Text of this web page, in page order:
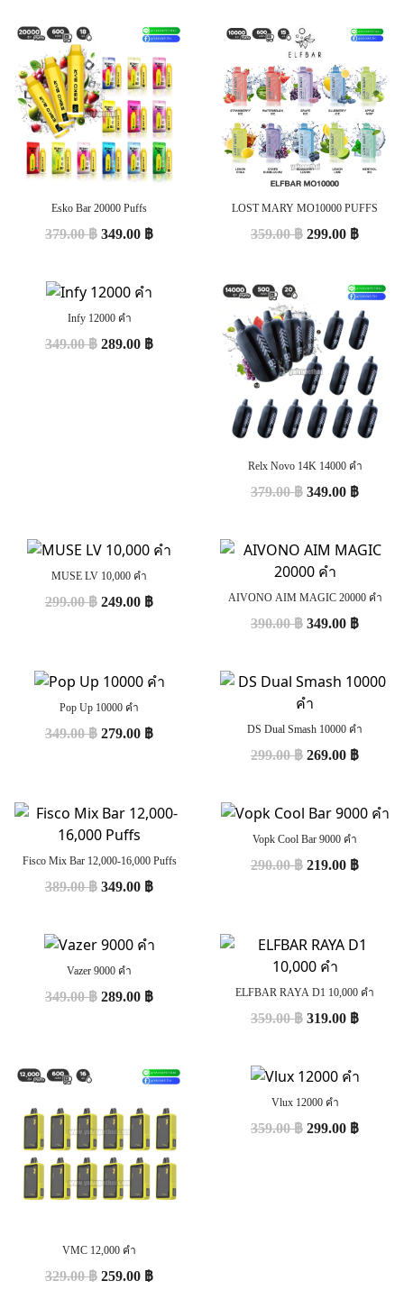
Esko Bar 20000 Puffs
379.00฿ 349.00 ฿
LOST MARY MO10000 PUFFS
359.00฿ 299.00 ฿
Infy 12000 คำ
349.00฿ 289.00 ฿
Relx Novo 14K 14000 คำ
379.00฿ 349.00 ฿
MUSE LV 10,000 คำ
299.00฿ 249.00 ฿ AIVONO AIM MAGIC 20000 คำ
390.00฿ 349.00 ฿
Pop Up 10000 คำ
349.00฿ 279.00 ฿ DS Dual Smash 10000 คำ
299.00฿ 269.00 ฿
Fisco Mix Bar 12,000-16,000 Puffs
389.00฿ 349.00 ฿
Vopk Cool Bar 9000 คำ
290.00฿ 219.00 ฿
Vazer 9000 คำ
349.00฿ 289.00 ฿ ELFBAR RAYA D1 10,000 คำ
359.00฿ 319.00 ฿
VMC 12,000 คำ
329.00฿ 259.00 ฿
Vlux 12000 คำ
359.00฿ 299.00 ฿